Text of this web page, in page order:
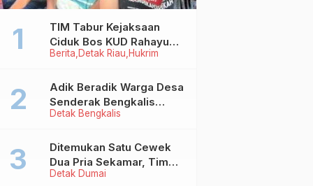
Berita Detak Riau Hukrim
TIM Tabur Kejaksaan
Ciduk Bos KUD Rahayu
Makmur Inhu di Kalbar,
Rp2,8 M
Detak Bengkalis
Adik Beradik Warga Desa
Senderak Bengkalis
‘Ditendang’ ke Malaysia,
Detak Dumai
Ditemukan Satu Cewek
Dua Pria Sekamar, Tim
Yustisi Dumai Garuk